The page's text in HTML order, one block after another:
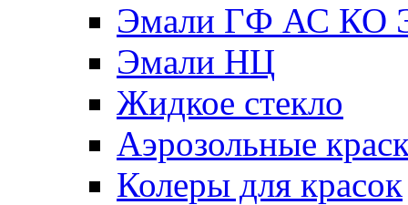
Эмали ГФ АС КО
Эмали НЦ
Жидкое стекло
Аэрозольные
Колеры для красок